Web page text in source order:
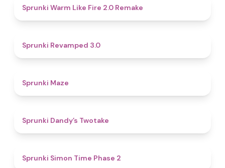
Sprunki Warm Like Fire 2.0 Remake
Sprunki Revamped 3.0
Sprunki Maze
Sprunki Dandy’s Twotake
Sprunki Simon Time Phase 2